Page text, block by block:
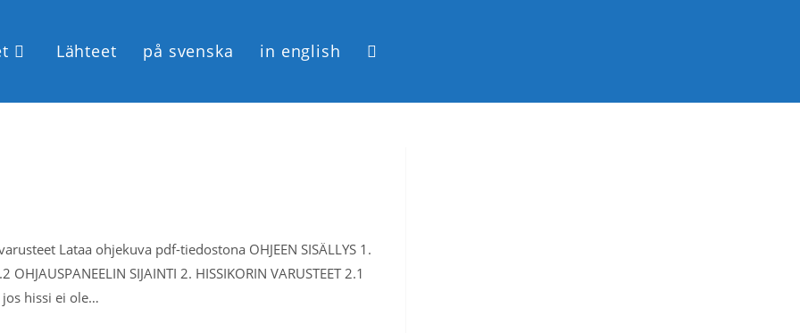
Lähteet på svenska in english
Lataa ohjekuva pdf-tiedostona OHJEEN SISÄLLYS 1.
SIJAINTI 2. HISSIKORIN VARUSTEET 2.1
jos hissi ei ole…